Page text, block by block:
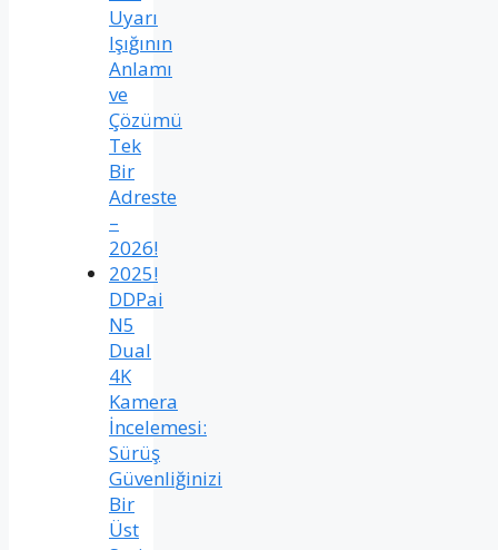
Uyarı
Işığının
Anlamı
ve
Çözümü
Tek
Bir
Adreste
–
2026!
2025!
DDPai
N5
Dual
4K
Kamera
İncelemesi:
Sürüş
Güvenliğinizi
Bir
Üst